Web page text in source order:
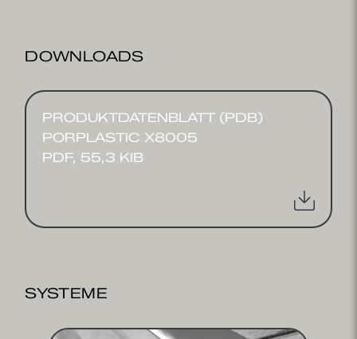
DOWNLOADS
PRODUKTDATENBLATT (PDB)
PORPLASTIC X8005
PDF, 55,3 KIB
SYSTEME